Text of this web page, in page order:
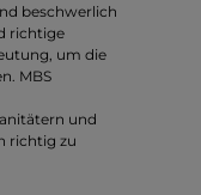
beschwerlich
richtige
um die
MBS
und
richtig zu